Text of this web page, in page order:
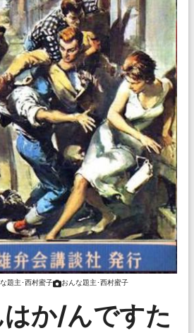
題主･西村蜜子 おんな題主･西村蜜子
か/んですた